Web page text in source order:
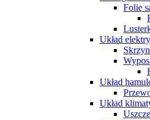
Folie
Układ
Układ
Układ